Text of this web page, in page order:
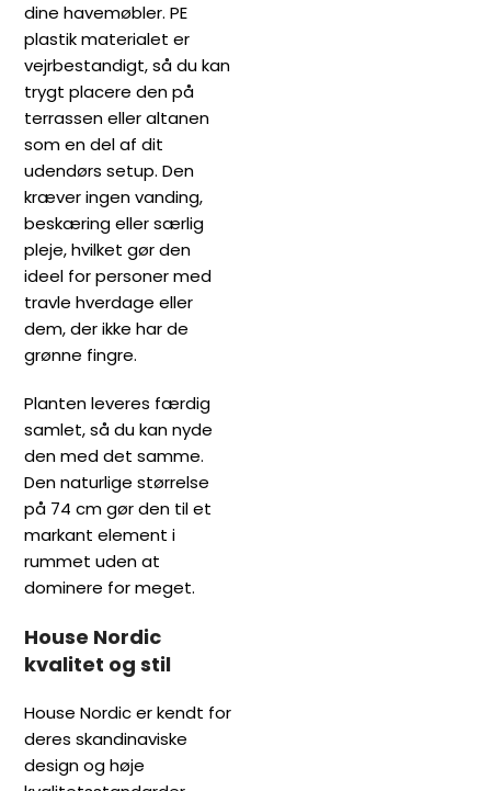
dine havemøbler. PE
plastik materialet er
vejrbestandigt, så du kan
trygt placere den på
terrassen eller altanen
som en del af dit
udendørs setup. Den
kræver ingen vanding,
beskæring eller særlig
pleje, hvilket gør den
ideel for personer med
travle hverdage eller
dem, der ikke har de
grønne fingre.
Planten leveres færdig
samlet, så du kan nyde
den med det samme.
Den naturlige størrelse
på 74 cm gør den til et
markant element i
rummet uden at
dominere for meget.
House Nordic
kvalitet og stil
House Nordic er kendt for
deres skandinaviske
design og høje